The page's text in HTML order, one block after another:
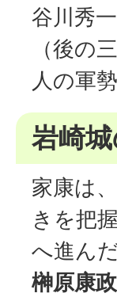
谷川秀
（後の
人の軍
岩崎
家康は
きを把
へ進ん
榊原康政